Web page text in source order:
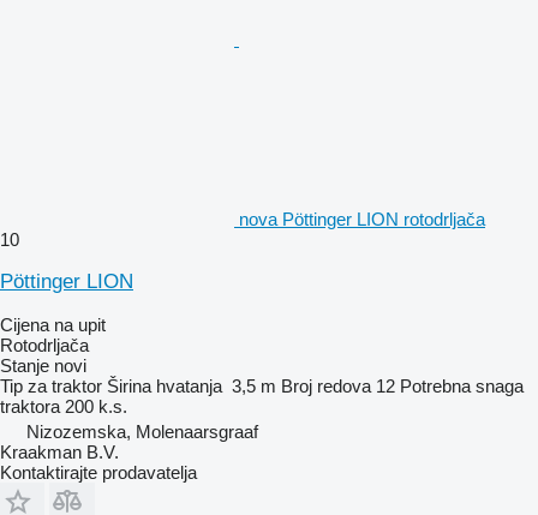
nova Pöttinger LION rotodrljača
10
Pöttinger LION
Cijena na upit
Rotodrljača
Stanje novi
Tip za traktor Širina hvatanja 3,5 m Broj redova 12 Potrebna snaga
traktora 200 k.s.
Nizozemska, Molenaarsgraaf
Kraakman B.V.
Kontaktirajte prodavatelja